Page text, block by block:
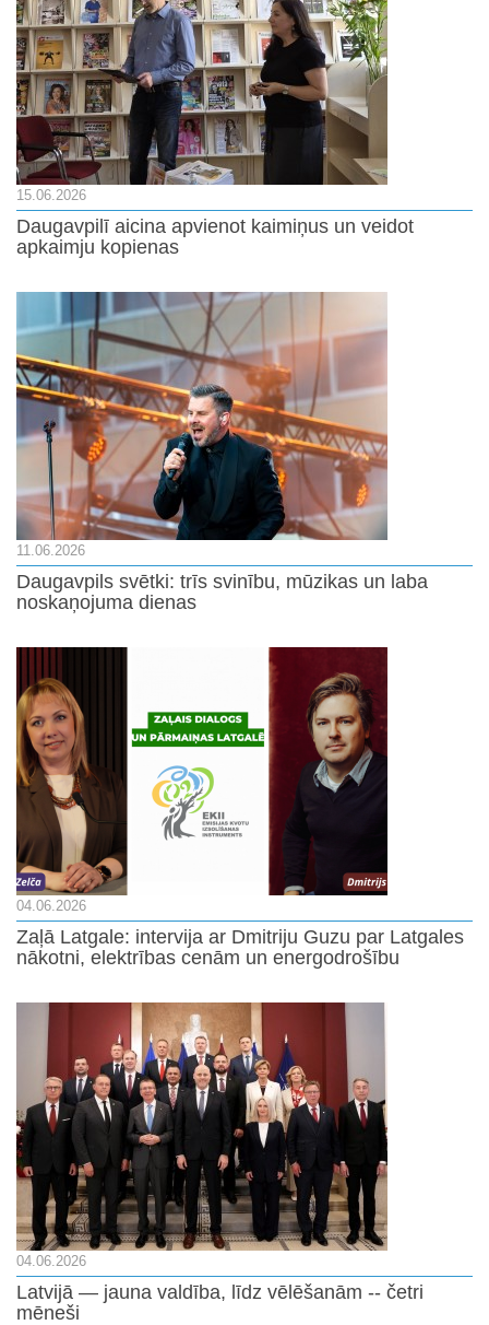
15.06.2026
Daugavpilī aicina apvienot kaimiņus un veidot
apkaimju kopienas
11.06.2026
Daugavpils svētki: trīs svinību, mūzikas un laba
noskaņojuma dienas
04.06.2026
Zaļā Latgale: intervija ar Dmitriju Guzu par Latgales
nākotni, elektrības cenām un energodrošību
04.06.2026
Latvijā — jauna valdība, līdz vēlēšanām -- četri
mēneši